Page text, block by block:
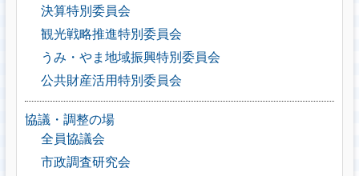
決算特別委員会
観光戦略推進特別委員会
うみ・やま地域振興特別委員会
公共財産活用特別委員会
協議・調整の場
全員協議会
市政調査研究会